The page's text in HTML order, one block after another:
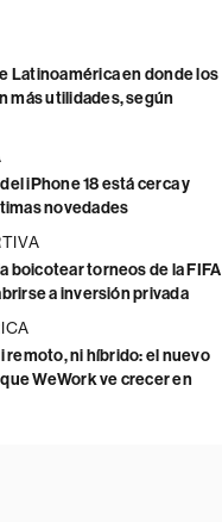
Latinoamérica en donde los
más utilidades, según
iPhone 18 está cerca y
novedades
boicotear torneos de la FIFA
a inversión privada
remoto, ni híbrido: el nuevo
WeWork ve crecer en